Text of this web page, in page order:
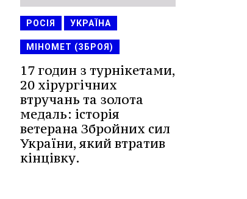
РОСІЯ УКРАЇНА
МІНОМЕТ (ЗБРОЯ)
17 годин з турнікетами,
20 хірургічних
втручань та золота
медаль: історія
ветерана Збройних сил
України, який втратив
кінцівку.